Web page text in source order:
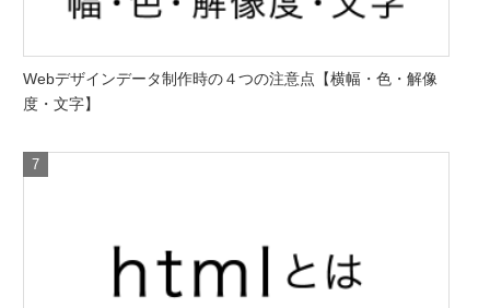
Webデザインデータ制作時の４つの注意点【横幅・色・解像
度・文字】